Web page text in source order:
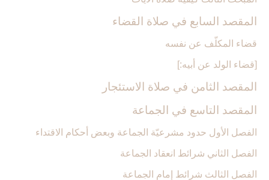
المقصد السابع في صلاة القضاء
قضاء المكلّف عن نفسه
[قضاء الولد عن أبيه:]
المقصد الثامن في صلاة الاستئجار
المقصد التاسع في الجماعة
الفصل الأول حدود مشرعيّة الجماعة وبعض أحكام الاقتداء
الفصل الثاني شرائط انعقاد الجماعة
الفصل الثالث شرائط إمام الجماعة